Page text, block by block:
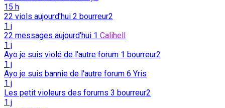
15 h
22 viols aujourd'hui 2 bourreur2
1 j
22 messages aujourd'hui 1 Calihell
1 j
Ayo je suis violé de l'autre forum 1 bourreur2
1 j
Ayo je suis bannie de l'autre forum 6 Yris
1 j
Les petit violeurs des forums 3 bourreur2
1 j